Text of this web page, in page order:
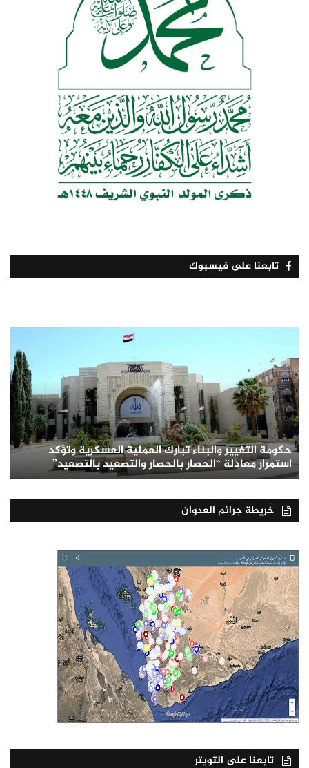
تابعنا على فيسبوك
حكومة التغيير والبناء تبارك العملية العسكرية وتؤكد
استمرار معادلة “الحصار بالحصار والتصعيد بالتصعيد”
خريطة جرائم العدوان
تابعنا على التويتر